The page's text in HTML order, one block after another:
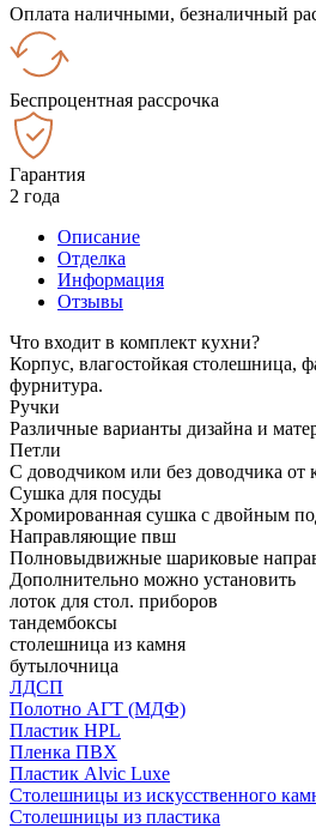
Оплата наличными, безналичный
Беспроцентная рассрочка
Гарантия
2 года
Описание
Отделка
Информация
Отзывы
Что входит в комплект кухни?
Корпус, влагостойкая столешница,
фурнитура.
Ручки
Различные варианты дизайна и
Петли
С доводчиком или без доводчика от
Сушка для посуды
Хромированная сушка с двойным
Направляющие пвш
Полновыдвижные шариковые
Дополнительно можно установить
лоток для стол. приборов
тандембоксы
столешница из камня
бутылочница
ЛДСП
Полотно АГТ (МДФ)
Пластик HPL
Пленка ПВХ
Пластик Alvic Luxe
Столешницы из искусственного
Столешницы из пластика